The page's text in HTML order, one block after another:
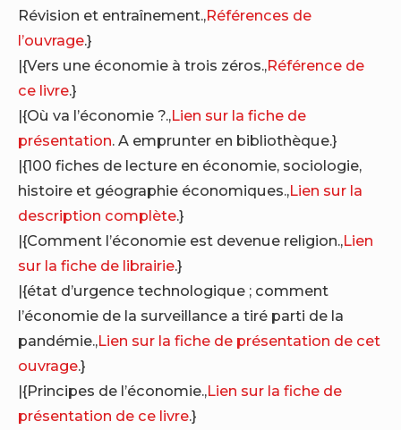
Révision et entraînement.,Références de
l’ouvrage.}
|{Vers une économie à trois zéros.,Référence de
ce livre.}
|{Où va l’économie ?.,Lien sur la fiche de
présentation. A emprunter en bibliothèque.}
|{100 fiches de lecture en économie, sociologie,
histoire et géographie économiques.,Lien sur la
description complète.}
|{Comment l’économie est devenue religion.,Lien
sur la fiche de librairie.}
|{état d’urgence technologique ; comment
l’économie de la surveillance a tiré parti de la
pandémie.,Lien sur la fiche de présentation de cet
ouvrage.}
|{Principes de l’économie.,Lien sur la fiche de
présentation de ce livre.}